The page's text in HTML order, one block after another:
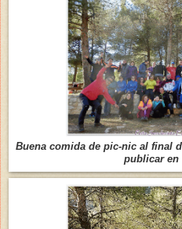
Buena comida de pic-nic al final
publicar en